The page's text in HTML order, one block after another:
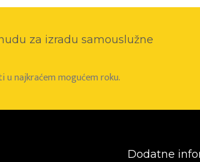
za izradu samouslužne
najkraćem mogućem roku.
Dodatne